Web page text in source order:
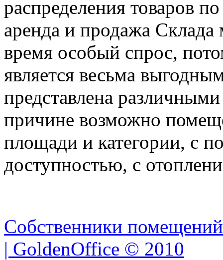
распределения товаров
аренда и продажа
время особый спрос,
является весьма
представлена
причине возможно
площади и категории, с
доступностью, с
Собственники
| GoldenOffice © 2010